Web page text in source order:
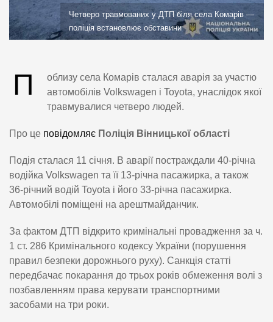
Четверо травмованих у ДТП біля села Комарів —
поліція встановлює обставини
П
облизу села Комарів сталася аварія за участю
автомобілів Volkswagen і Toyota, унаслідок якої
травмувалися четверо людей.
Про це повідомляє Поліція Вінницької області
Подія сталася 11 січня. В аварії постраждали 40-річна
водійка Volkswagen та її 13-річна пасажирка, а також
36-річний водій Toyota і його 33-річна пасажирка.
Автомобілі поміщені на арештмайданчик.
За фактом ДТП відкрито кримінальні провадження за ч.
1 ст. 286 Кримінального кодексу України (порушення
правил безпеки дорожнього руху). Санкція статті
передбачає покарання до трьох років обмеження волі з
позбавленням права керувати транспортними
засобами на три роки.